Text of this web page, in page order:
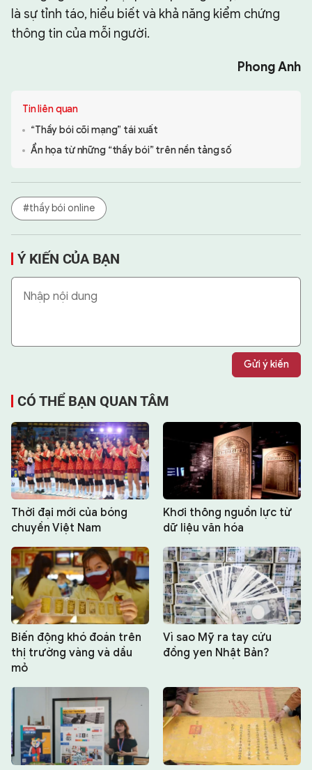
là sự tỉnh táo, hiểu biết và khả năng kiểm chứng
thông tin của mỗi người.
Phong Anh
Tin liên quan
“Thầy bói cõi mạng” tái xuất
Ẩn họa từ những “thầy bói” trên nền tảng số
#thầy bói online
Ý KIẾN CỦA BẠN
Gửi ý kiến
CÓ THỂ BẠN QUAN TÂM
Thời đại mới của bóng
chuyền Việt Nam
Khơi thông nguồn lực từ
dữ liệu văn hóa
Biến động khó đoán trên
thị trường vàng và dầu
mỏ
Vì sao Mỹ ra tay cứu
đồng yen Nhật Bản?